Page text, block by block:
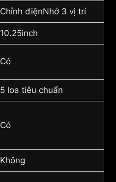
Chỉnh điệnNhớ 3 vị trí
10.25inch
Có
5 loa tiêu chuẩn
Có
Không